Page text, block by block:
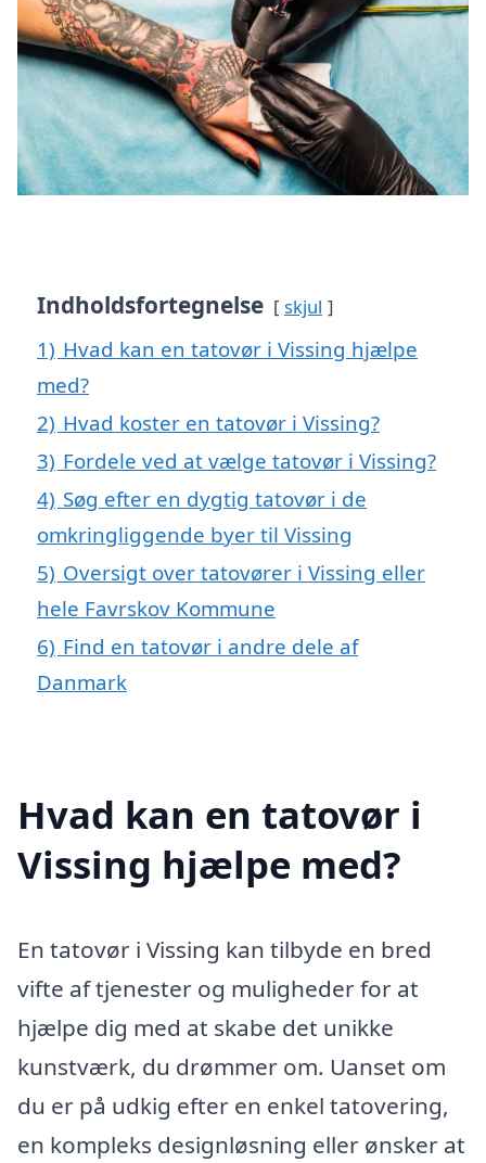
Indholdsfortegnelse skjul
1) Hvad kan en tatovør i Vissing hjælpe
med?
2) Hvad koster en tatovør i Vissing?
3) Fordele ved at vælge tatovør i Vissing?
4) Søg efter en dygtig tatovør i de
omkringliggende byer til Vissing
5) Oversigt over tatovører i Vissing eller
hele Favrskov Kommune
6) Find en tatovør i andre dele af
Danmark
Hvad kan en tatovør i
Vissing hjælpe med?
En tatovør i Vissing kan tilbyde en bred
vifte af tjenester og muligheder for at
hjælpe dig med at skabe det unikke
kunstværk, du drømmer om. Uanset om
du er på udkig efter en enkel tatovering,
en kompleks designløsning eller ønsker at